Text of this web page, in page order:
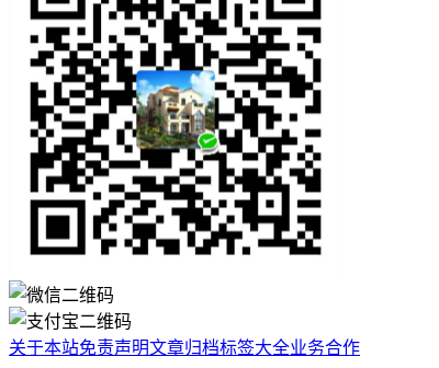
关于本站免责声明文章归档标签大全业务合作